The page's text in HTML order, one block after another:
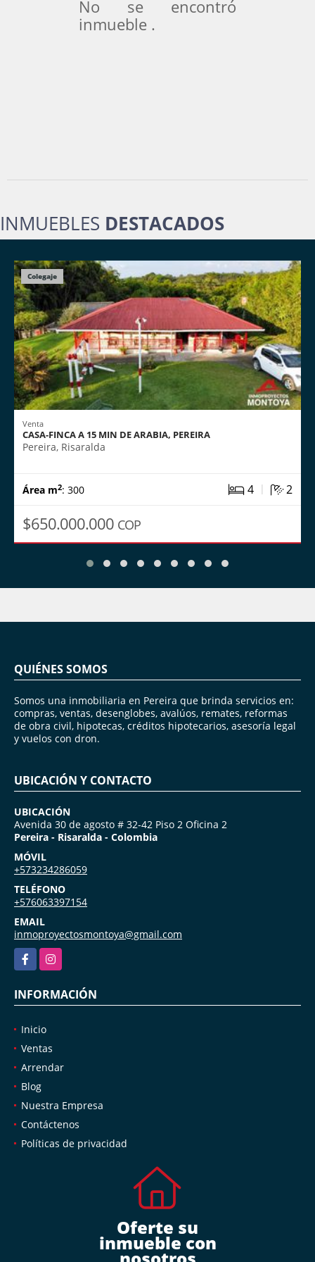
No se encontró
inmueble .
INMUEBLES DESTACADOS
Colegaje
Venta
CASA-FINCA A 15 MIN DE ARABIA, PEREIRA
Pereira, Risaralda
Área m2: 300 4 | 2
$650.000.000 COP
QUIÉNES SOMOS
Somos una inmobiliaria en Pereira que brinda servicios en:
compras, ventas, desenglobes, avalúos, remates, reformas
de obra civil, hipotecas, créditos hipotecarios, asesoría legal
y vuelos con dron.
UBICACIÓN Y CONTACTO
UBICACIÓN
Avenida 30 de agosto # 32-42 Piso 2 Oficina 2
Pereira - Risaralda - Colombia
MÓVIL
+573234286059
TELÉFONO
+576063397154
EMAIL
inmoproyectosmontoya@gmail.com
FacebookInstagram
INFORMACIÓN
Inicio
Ventas
Arrendar
Blog
Nuestra Empresa
Contáctenos
Políticas de privacidad
Oferte su
inmueble con